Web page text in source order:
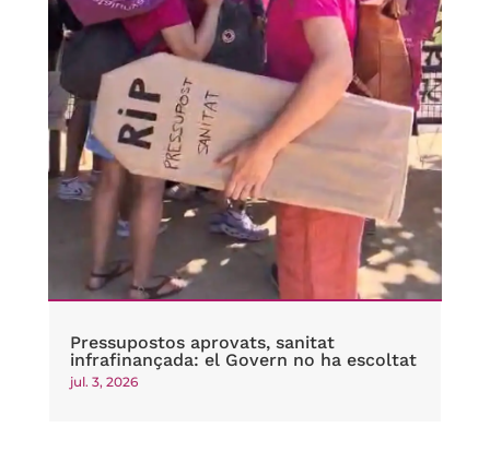
Pressupostos aprovats, sanitat
infrafinançada: el Govern no ha escoltat
jul. 3, 2026